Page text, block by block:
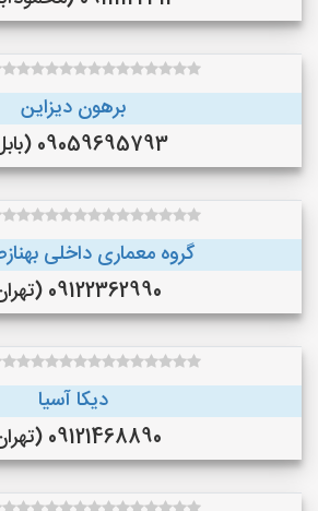
برهون دیزاین
09059695793 (بابل )
گروه معماری داخلی
09122362990 (تهران)
دیکا آسیا
09121468890 (تهران)